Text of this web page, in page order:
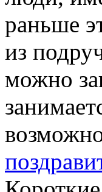
раньше
из
можно